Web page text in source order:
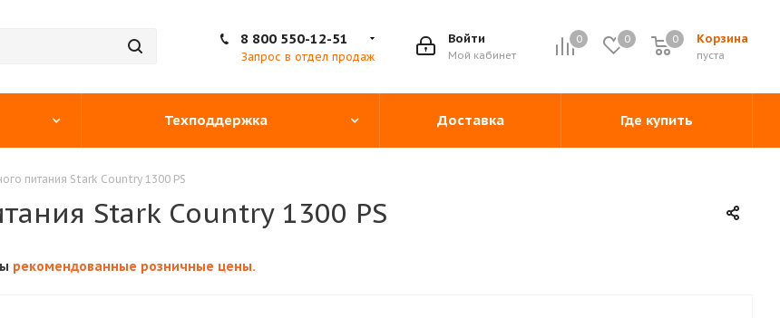
0 0 Корзина
0
пуста
0
Войти
Мой кабинет
8 800 550-12-51
Запрос в отдел продаж
Техподдержка Доставка Где купить
питания Stark Country 1300 PS
Stark Country 1300 PS
рекомендованные розничные цены.